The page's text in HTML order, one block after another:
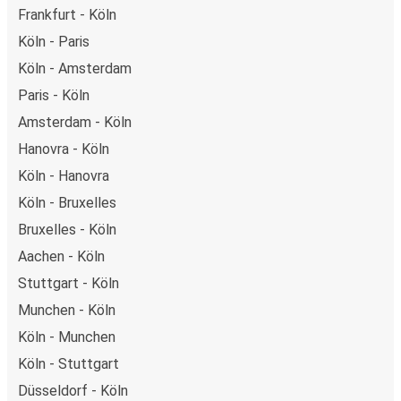
Frankfurt - Köln
Köln - Paris
Köln - Amsterdam
Paris - Köln
Amsterdam - Köln
Hanovra - Köln
Köln - Hanovra
Köln - Bruxelles
Bruxelles - Köln
Aachen - Köln
Stuttgart - Köln
Munchen - Köln
Köln - Munchen
Köln - Stuttgart
Düsseldorf - Köln